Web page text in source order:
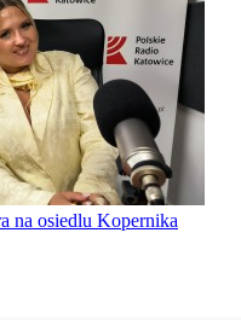
na osiedlu Kopernika